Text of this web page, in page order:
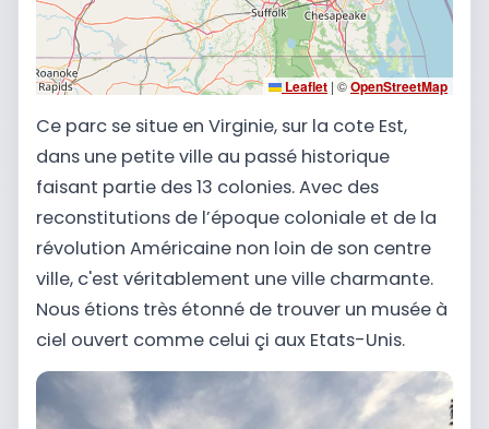
Leaflet | ©OpenStreetMap
Ce parc se situe en Virginie, sur la cote Est,
dans une petite ville au passé historique
faisant partie des 13 colonies. Avec des
reconstitutions de l’époque coloniale et de la
révolution Américaine non loin de son centre
ville, c'est véritablement une ville charmante.
Nous étions très étonné de trouver un musée à
ciel ouvert comme celui çi aux Etats-Unis.